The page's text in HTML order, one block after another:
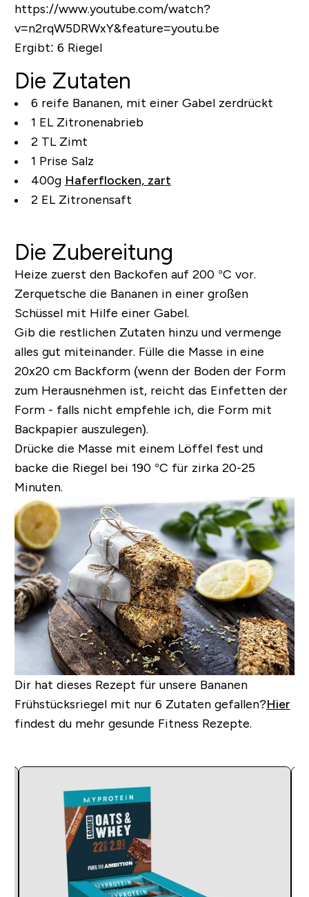
https://www.youtube.com/watch?
v=n2rqW5DRWxY&feature=youtu.be
Ergibt: 6 Riegel
Die Zutaten
6 reife Bananen, mit einer Gabel zerdrückt
1 EL Zitronenabrieb
2 TL Zimt
1 Prise Salz
400g Haferflocken, zart
2 EL Zitronensaft
Die Zubereitung
Heize zuerst den Backofen auf 200 °C vor.
Zerquetsche die Bananen in einer großen
Schüssel mit Hilfe einer Gabel.
Gib die restlichen Zutaten hinzu und vermenge
alles gut miteinander. Fülle die Masse in eine
20x20 cm Backform (wenn der Boden der Form
zum Herausnehmen ist, reicht das Einfetten der
Form - falls nicht empfehle ich, die Form mit
Backpapier auszulegen).
Drücke die Masse mit einem Löffel fest und
backe die Riegel bei 190 °C für zirka 20-25
Minuten.
Dir hat dieses Rezept für unsere Bananen
Frühstücksriegel mit nur 6 Zutaten gefallen?Hier
findest du mehr gesunde Fitness Rezepte.